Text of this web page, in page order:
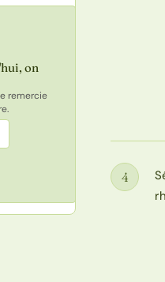
on
remercie
Étape
4